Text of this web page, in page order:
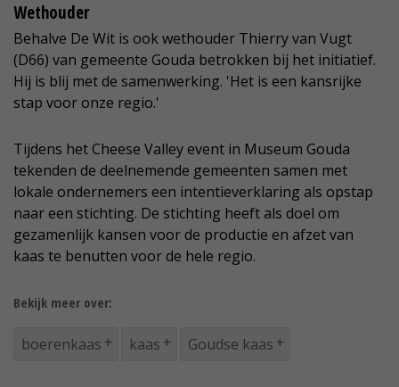
Wethouder
Behalve De Wit is ook wethouder Thierry van Vugt
(D66) van gemeente Gouda betrokken bij het initiatief.
Hij is blij met de samenwerking. 'Het is een kansrijke
stap voor onze regio.'
Tijdens het Cheese Valley event in Museum Gouda
tekenden de deelnemende gemeenten samen met
lokale ondernemers een intentieverklaring als opstap
naar een stichting. De stichting heeft als doel om
gezamenlijk kansen voor de productie en afzet van
kaas te benutten voor de hele regio.
Bekijk meer over:
boerenkaas kaas Goudse kaas